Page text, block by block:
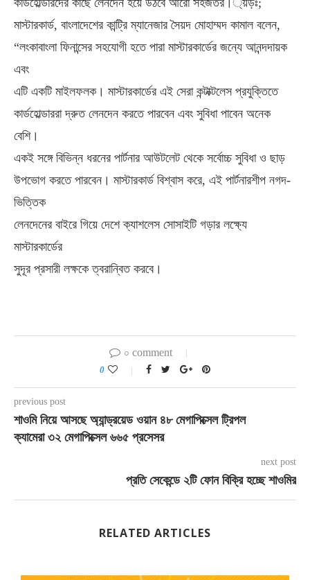
কার্ডহোল্ডারদের কাছে লেনদেন হয়ে উঠবে আরো সহজতর।্য়ঁড়ঃ;
মাস্টারকার্ড, বাংলাদেশের কান্ট্রি ম্যানেজার সৈয়দ মোহাম্মদ কামাল বলেন,
“লংকাবাংলা ফিনান্সের সহযোগী হতে পারা মাস্টারকার্ডের জন্যে আনন্দদায়ক
এবং
এটি একটি মাইলফলক। মাস্টারকার্ডের এই সেরা কন্টাক্টলেস প্রযুক্তিতে
কার্ডহোল্ডাররা দ্রুত লেনদেন করতে পারবেন এবং সুবিধা পাবেন অনেক
বেশি।
একই সঙ্গে বিভিন্ন ধরনের পার্টনার আউটলেট থেকে সর্বোচ্চ সুবিধা ও ছাড়
উপভোগ করতে পারবেন। মাস্টারকার্ড বিশ্বাস করে, এই পার্টনারশীপ নগদ-
ভিত্তিক
লেনদেনের বাইরে গিয়ে দেশে ক্যাশলেস সোসাইটি গড়ার লক্ষ্যে
মাস্টারকার্ডের
সুদূর প্রসারী লক্ষকে ত্বরান্বিত করবে।
০ comment
0
previous post
শাওমি নিয়ে আসছে অ্যান্ড্রয়েড ওয়ান ৪৮ মেগাপিক্সেল ট্রিপল
ক্যামেরা ৩২ মেগাপিক্সেল ৬৬৫ প্রসেসর
next post
প্রতি সেকেন্ডে ২টি ফোন বিক্রি হচ্ছে শাওমির
RELATED ARTICLES